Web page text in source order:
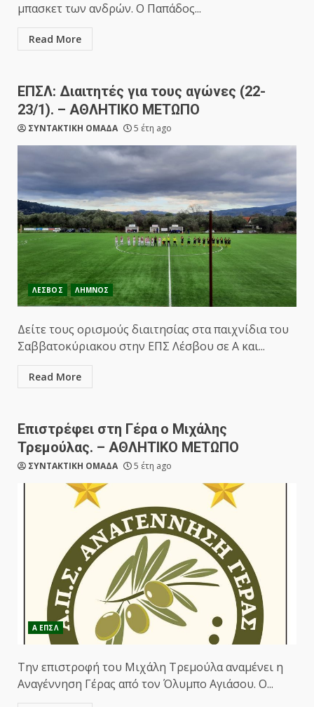
μπασκετ των ανδρών. Ο Παπάδος...
Read More
ΕΠΣΛ: Διαιτητές για τους αγώνες (22-
23/1). – ΑΘΛΗΤΙΚΟ ΜΕΤΩΠΟ
ΣΥΝΤΑΚΤΙΚΗ ΟΜΑΔΑ 5 έτη ago
ΛΕΣΒΟΣ ΛΗΜΝΟΣ
Δείτε τους ορισμούς διαιτησίας στα παιχνίδια του
Σαββατοκύριακου στην ΕΠΣ Λέσβου σε Α και...
Read More
Επιστρέφει στη Γέρα ο Μιχάλης
Τρεμούλας. – ΑΘΛΗΤΙΚΟ ΜΕΤΩΠΟ
ΣΥΝΤΑΚΤΙΚΗ ΟΜΑΔΑ 5 έτη ago
Α ΕΠΣΛ
Την επιστροφή του Μιχάλη Τρεμούλα αναμένει η
Αναγέννηση Γέρας από τον Όλυμπο Αγιάσου. Ο...